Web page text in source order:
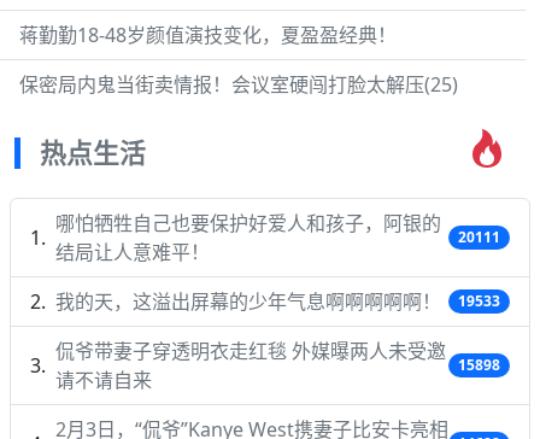
蒋勤勤18-48岁颜值演技变化，夏盈盈经典！
保密局内鬼当街卖情报！会议室硬闯打脸太解压(25)
热点生活
哪怕牺牲自己也要保护好爱人和孩子，阿银的
结局让人意难平！
20111
我的天，这溢出屏幕的少年气息啊啊啊啊啊！ 19533
侃爷带妻子穿透明衣走红毯 外媒曝两人未受邀
请不请自来
15898
2月3日，“侃爷”Kanye West携妻子比安卡亮相